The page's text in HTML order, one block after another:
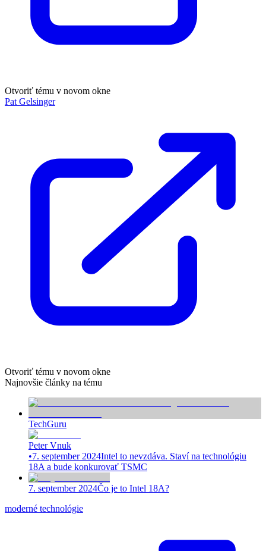
Otvoriť tému v novom okne
Pat Gelsinger
Otvoriť tému v novom okne
Najnovšie články na tému
TechGuru
Peter Vnuk
•7. september 2024Intel to nevzdáva. Staví na technológiu
18A a bude konkurovať TSMC
7. september 2024Čo je to Intel 18A?
moderné technológie